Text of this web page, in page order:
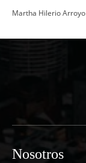
Martha Hilerio Arroyo
Nosotros